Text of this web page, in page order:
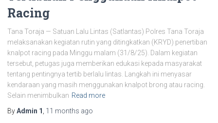
Racing
Tana Toraja — Satuan Lalu Lintas (Satlantas) Polres Tana Toraja
melaksanakan kegiatan rutin yang ditingkatkan (KRYD) penertiban
knalpot racing pada Minggu malam (31/8/25). Dalam kegiatan
tersebut, petugas juga memberikan edukasi kepada masyarakat
tentang pentingnya tertib berlalu lintas. Langkah ini menyasar
kendaraan yang masih menggunakan knalpot brong atau racing.
Selain menimbulkan Read more
ByAdmin 1 11 months ago